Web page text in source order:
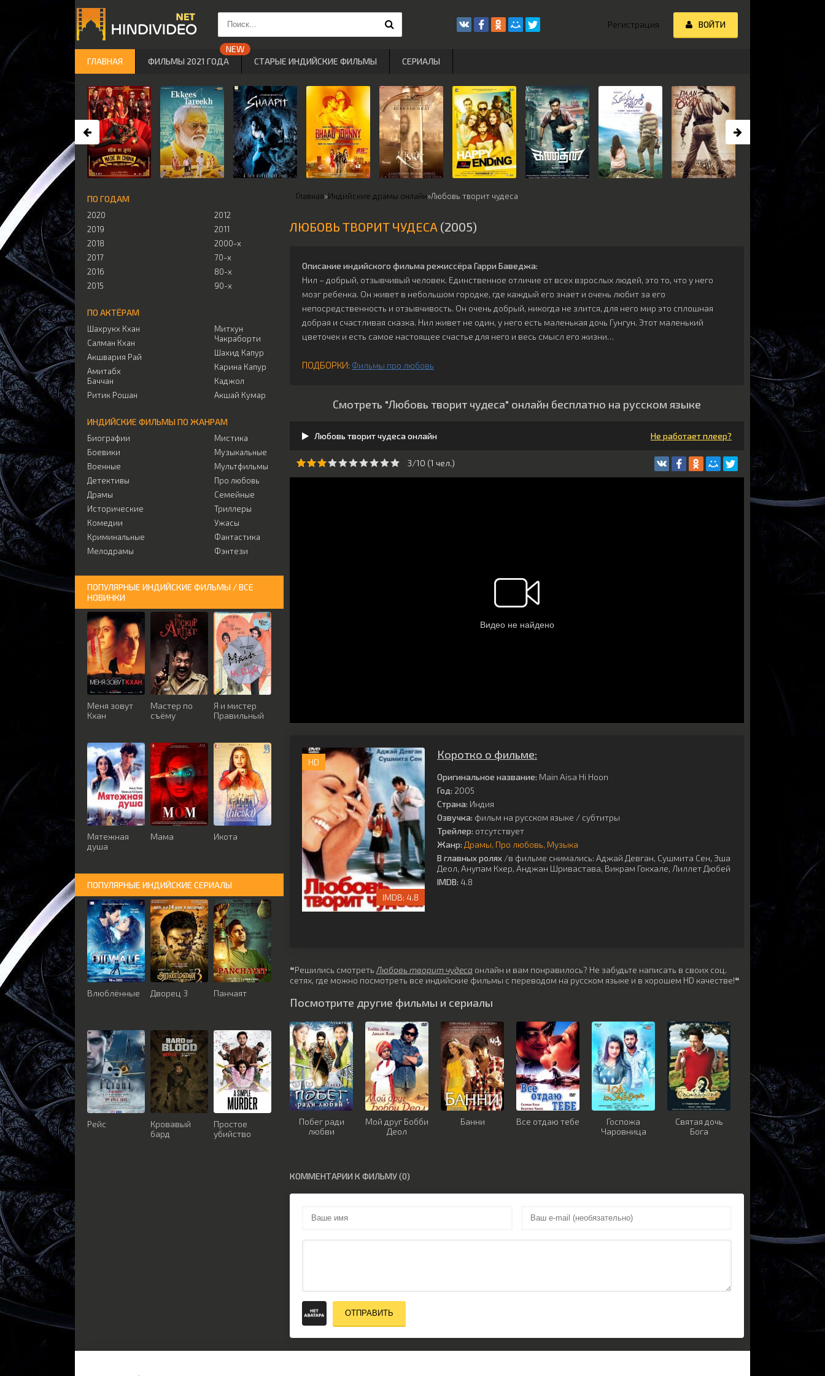
Главная»Индийские драмы онлайн»Любовь творит чудеса
ЛЮБОВЬ ТВОРИТ ЧУДЕСА (2005)
Описание индийского фильма режиссёра Гарри Баведжа:
Нил – добрый, отзывчивый человек. Единственное отличие от всех взрослых людей, это то, что у него
мозг ребенка. Он живет в небольшом городке, где каждый его знает и очень любит за его
непосредственность и отзывчивость. Он очень добрый, никогда не злится, для него мир это сплошная
добрая и счастливая сказка. Нил живет не один, у него есть маленькая дочь Гунгун. Этот маленький
цветочек и есть самое настоящее счастье для него и весь смысл его жизни…
ПОДБОРКИ: Фильмы про любовь
Смотреть "Любовь творит чудеса" онлайн бесплатно на русском языке
Любовь творит чудеса онлайн Не работает плеер?
3/10 (1 чeл.)
HD
4.8
Коротко о фильме:
Оригинальное название: Main Aisa Hi Hoon
Год: 2005
Страна: Индия
Озвучка: фильм на русском языке / субтитры
Трейлер: отсутствует
Жанр: Драмы Про любовь Музыка
В главных ролях /в фильме снимались: Аджай Девган, Сушмита Сен, Эша
Деол, Анупам Кхер, Анджан Шривастава, Викрам Гокхале, Лиллет Дюбей
IMDB: 4.8
❝Решились смотреть Любовь творит чудеса онлайн и вам понравилось? Не забудьте написать в своих соц.
сетях, где можно посмотреть все индийские фильмы с переводом на русском языке и в хорошем HD качестве!❝
Посмотрите другие фильмы и сериалы
Побег ради
любви
Мой друг Бобби
Деол
Банни Все отдаю тебе
Госпожа
Чаровница
Святая дочь
Бога
КОММЕНТАРИИ К ФИЛЬМУ (0)
ОТПРАВИТЬ
ПО ГОДАМ
2020
2019
2018
2017
2016
2015
2012
2011
2000-х
70-х
80-х
90-х
ПО АКТЁРАМ
Шахрукх Кхан
Салман Кхан
Акшвария Рай
Амитабх
Баччан
Ритик Рошан
Митхун
Чакраборти
Шахид Капур
Карина Капур
Каджол
Акшай Кумар
ИНДИЙСКИЕ ФИЛЬМЫ ПО ЖАНРАМ
Биографии
Боевики
Военные
Детективы
Драмы
Исторические
Комедии
Криминальные
Мелодрамы
Мистика
Музыкальные
Мультфильмы
Про любовь
Семейные
Триллеры
Ужасы
Фантастика
Фэнтези
ПОПУЛЯРНЫЕ ИНДИЙСКИЕ ФИЛЬМЫ / ВСЕ
НОВИНКИ
Меня зовут
Кхан
Мастер по
съёму
Я и мистер
Правильный
Мятежная
душа
Мама Икота
ПОПУЛЯРНЫЕ ИНДИЙСКИЕ СЕРИАЛЫ
Влюблённые Дворец 3 Панчаят
Рейс
Кровавый
бард
Простое
убийство
Регистрация ВОЙТИ
ГЛАВНАЯ ФИЛЬМЫ 2021 ГОДА СТАРЫЕ ИНДИЙСКИЕ ФИЛЬМЫ СЕРИАЛЫ